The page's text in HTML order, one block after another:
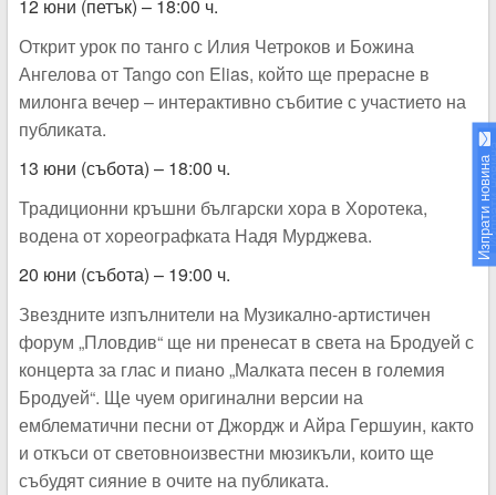
12 юни (петък) – 18:00 ч.
Открит урок по танго с Илия Четроков и Божина
Ангелова от Tango con Elias, който ще прерасне в
милонга вечер – интерактивно събитие с участието на
публиката.
13 юни (събота) – 18:00 ч.
Традиционни кръшни български хора в Хоротека,
водена от хореографката Надя Мурджева.
20 юни (събота) – 19:00 ч.
Звездните изпълнители на Музикално-артистичен
форум „Пловдив“ ще ни пренесат в света на Бродуей с
концерта за глас и пиано „Малката песен в големия
Бродуей“. Ще чуем оригинални версии на
емблематични песни от Джордж и Айра Гершуин, както
и откъси от световноизвестни мюзикъли, които ще
събудят сияние в очите на публиката.
Изпрати новина